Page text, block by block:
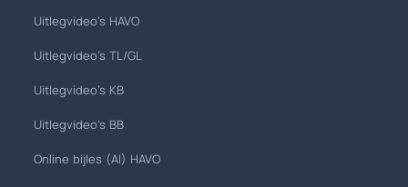
Uitlegvideo's HAVO
Uitlegvideo's TL/GL
Uitlegvideo's KB
Uitlegvideo's BB
Online bijles (AI) HAVO